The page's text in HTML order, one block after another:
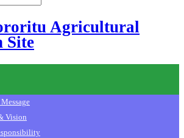
Agricultural
Site
Vision